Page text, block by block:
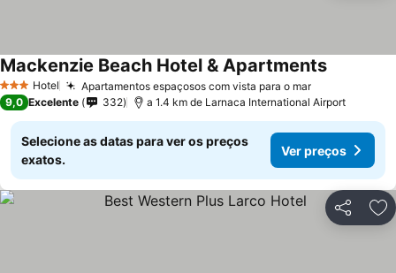
3 EstrelasHotel Apartamentos espaçosos com vista para o marVer preços
Mackenzie Beach Hotel & ApartmentsVer
9,0 Excelente 332 a 1.4 km de Larnaca International Airport
Selecione as datas para ver os preços
exatos.
Ver preços
Partilhar